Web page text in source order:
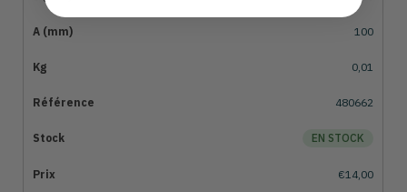
100
0,01
480662
EN STOCK
€14,00